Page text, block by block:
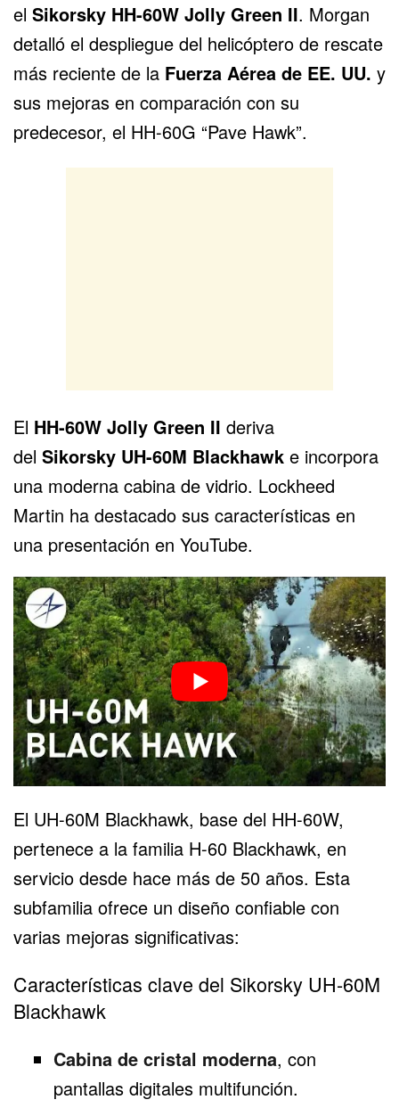
el Sikorsky HH-60W Jolly Green II. Morgan
detalló el despliegue del helicóptero de rescate
más reciente de la Fuerza Aérea de EE. UU. y
sus mejoras en comparación con su
predecesor, el HH-60G “Pave Hawk”.
El HH-60W Jolly Green II deriva
del Sikorsky UH-60M Blackhawk e incorpora
una moderna cabina de vidrio. Lockheed
Martin ha destacado sus características en
una presentación en YouTube.
El UH-60M Blackhawk, base del HH-60W,
pertenece a la familia H-60 Blackhawk, en
servicio desde hace más de 50 años. Esta
subfamilia ofrece un diseño confiable con
varias mejoras significativas:
Características clave del Sikorsky UH-60M
Blackhawk
Cabina de cristal moderna, con
pantallas digitales multifunción.